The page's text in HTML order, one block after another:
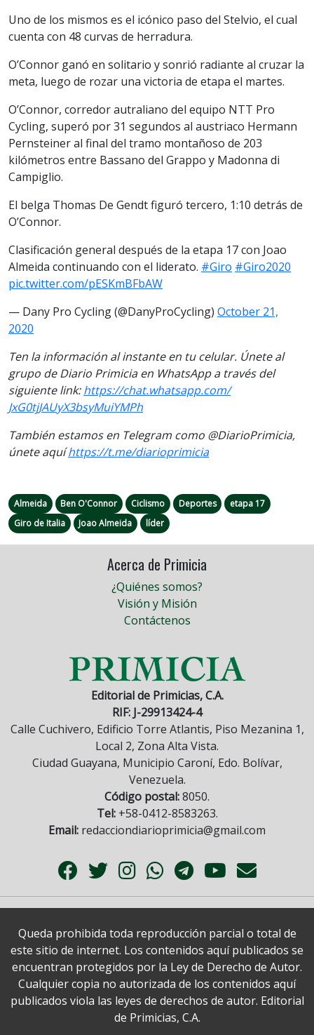
Uno de los mismos es el icónico paso del Stelvio, el cual
cuenta con 48 curvas de herradura.
O’Connor ganó en solitario y sonrió radiante al cruzar la
meta, luego de rozar una victoria de etapa el martes.
O’Connor, corredor autraliano del equipo NTT Pro
Cycling, superó por 31 segundos al austriaco Hermann
Pernsteiner al final del tramo montañoso de 203
kilómetros entre Bassano del Grappo y Madonna di
Campiglio.
El belga Thomas De Gendt figuró tercero, 1:10 detrás de
O’Connor.
Clasificación general después de la etapa 17 con Joao
Almeida continuando con el liderato. #Giro #Giro2020
pic.twitter.com/pESKmBFbAW
— Dany Pro Cycling (@DanyProCycling) October 21,
2020
Ten la información al instante en tu celular. Únete al
grupo de Diario Primicia en WhatsApp a través del
siguiente link: https://chat.whatsapp.com/
JxG0tjJAUyX3bsyMuiYMPh
También estamos en Telegram como @DiarioPrimicia,
únete aquíhttps://t.me/diarioprimicia
Almeida Ben O'Connor Ciclismo Deportes
etapa 17
Giro de Italia
Joao Almeida líder
Acerca de Primicia
¿Quiénes somos?
Visión y Misión
Contáctenos
Editorial de Primicias, C.A.
RIF: J-29913424-4
Calle Cuchivero, Edificio Torre Atlantis, Piso Mezanina 1,
Local 2, Zona Alta Vista.
Ciudad Guayana, Municipio Caroní, Edo. Bolívar,
Venezuela.
Código postal:8050.
Tel:+58-0412-8583263.
Email: redacciondiarioprimicia@gmail.com
Queda prohibida toda reproducción parcial o total de
este sitio de internet. Los contenidos aquí publicados se
encuentran protegidos por la Ley de Derecho de Autor.
Cualquier copia no autorizada de los contenidos aquí
publicados viola las leyes de derechos de autor. Editorial
de Primicias, C.A.